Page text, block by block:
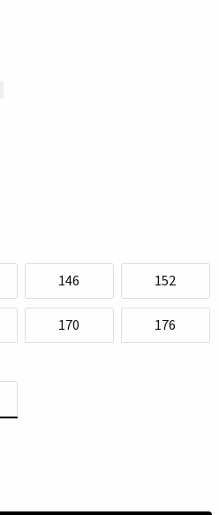
146 152
170 176